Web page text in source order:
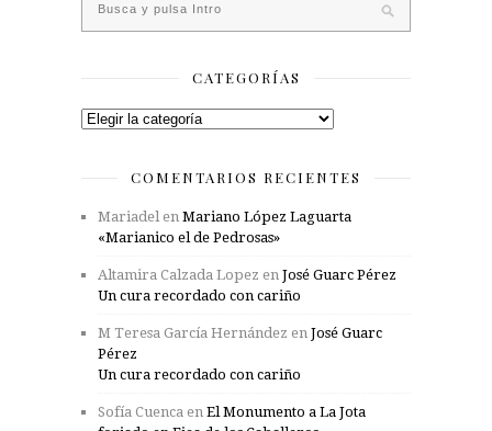
CATEGORÍAS
Categorías
COMENTARIOS RECIENTES
Mariadelen Mariano López Laguarta
«Marianico el de Pedrosas»
Altamira Calzada Lopez en José Guarc Pérez
Un cura recordado con cariño
M Teresa García Hernández en José Guarc
Pérez
Un cura recordado con cariño
Sofía Cuenca en El Monumento a La Jota